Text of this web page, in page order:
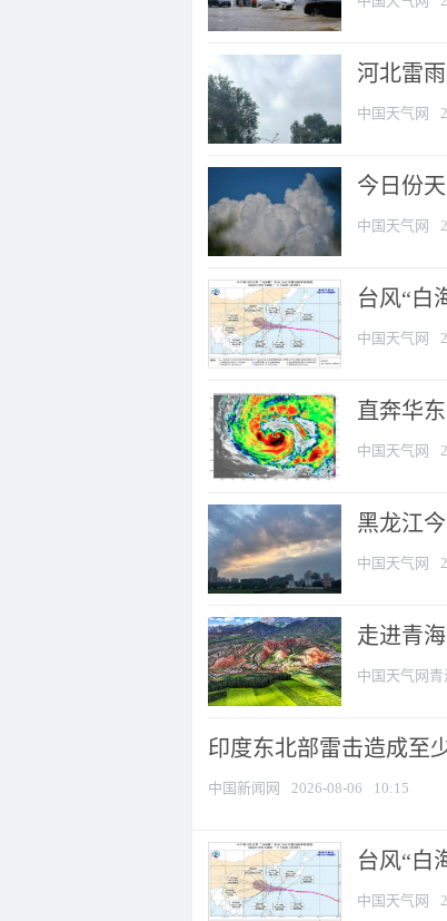
河北雷
中国天气网
今日份
中国天气网
台风“白
中国天气网
直奔华
中国天气网
黑龙江
中国天气网
走进青
中国天气网青
印度东北部雷击造成至
中国新闻网 2026-08-06 10:15
台风“白
中国天气网